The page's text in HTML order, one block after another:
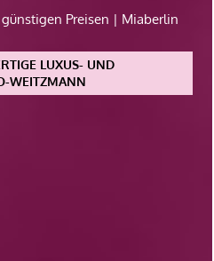
günstigen Preisen | Miaberlin
LUXUS- UND
WEITZMANN